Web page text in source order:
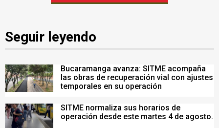
Seguir leyendo
Bucaramanga avanza: SITME acompaña
las obras de recuperación vial con ajustes
temporales en su operación
SITME normaliza sus horarios de
operación desde este martes 4 de agosto.